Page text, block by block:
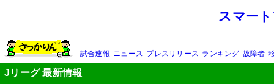
スマー
試合速報 ニュース プレスリリース ランキング 故障者
Jリーグ 最新情報